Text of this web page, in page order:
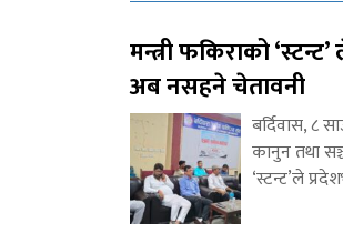
मन्त्री फकिराको
अब नसहने चेतावनी
बर्दिवास, ८
कानुन तथा
‘स्टन्ट’ले